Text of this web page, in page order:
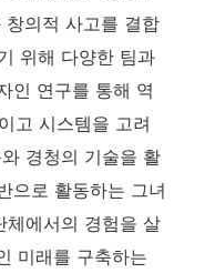
의적 사고를 결합
위해 다양한 팀과
인 연구를 통해 역
고 시스템을 고려
경청의 기술을 활
으로 활동하는 그녀
체에서의 경험을 살
미래를 구축하는